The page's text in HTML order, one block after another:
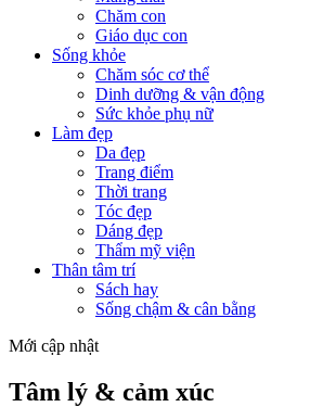
Chăm con
Giáo dục con
Sống khỏe
Chăm sóc cơ thể
Dinh dưỡng & vận động
Sức khỏe phụ nữ
Làm đẹp
Da đẹp
Trang điểm
Thời trang
Tóc đẹp
Dáng đẹp
Thẩm mỹ viện
Thân tâm trí
Sách hay
Sống chậm & cân bằng
Mới cập nhật
Tâm lý & cảm xúc